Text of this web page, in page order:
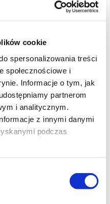
cookie
spersonalizowania treści
społecznościowe i
Informacje o tym, jak
partnerom
i analitycznym.
z innymi danymi
podczas
z
z ziołami
bazylia”
pieprz